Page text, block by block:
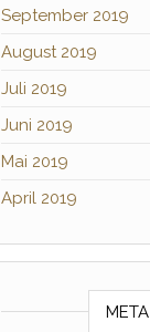
September 2019
August 2019
Juli 2019
Juni 2019
Mai 2019
April 2019
META